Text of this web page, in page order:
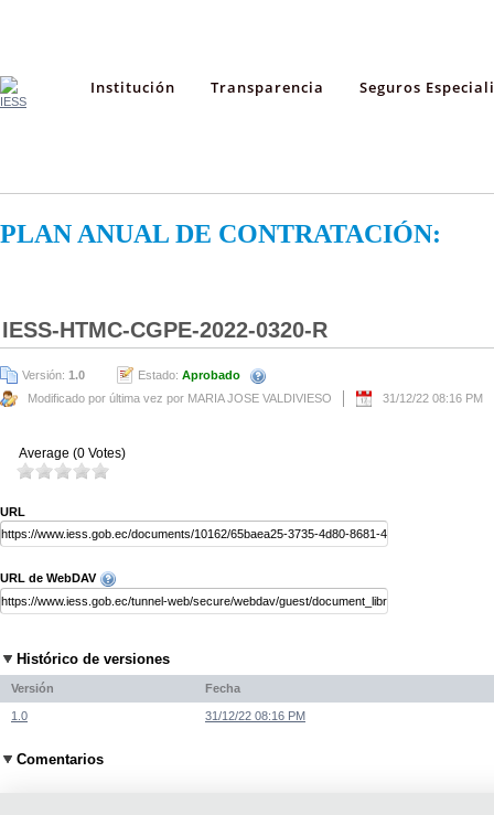
Institución Transparencia Seguros
PLAN ANUAL DE CONTRATACIÓN:
IESS-HTMC-CGPE-2022-0320-R
Versión: 1.0 Estado: Aprobado
Modificado por última vez por MARIA JOSE VALDIVIESO
31/12/22 08:16 PM
Average (0 Votes)
URL
URL de WebDAV
Histórico de versiones
Versión Fecha
1.0 31/12/22 08:16 PM
Comentarios